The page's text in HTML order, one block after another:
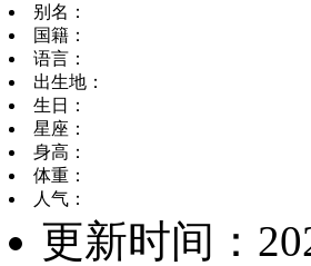
别名：
国籍：
语言：
出生地：
生日：
星座：
身高：
体重：
人气：
更新时间：